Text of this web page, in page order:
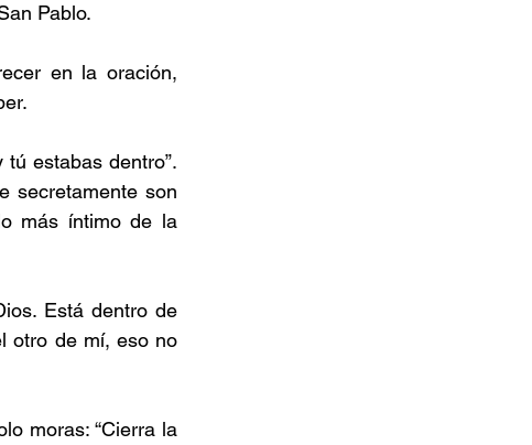
Pablo.
en la oración,
estabas dentro”.
secretamente son
más íntimo de la
Está dentro de
otro de mí, eso no
moras: “Cierra la